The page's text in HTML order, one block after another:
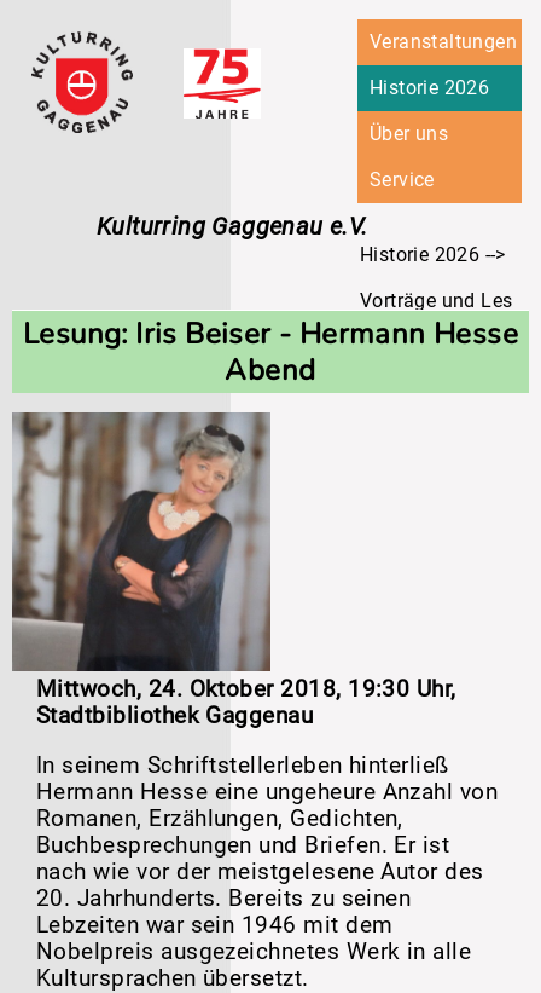
überspringenVeranstaltungen
Historie 2026
Über uns
Service
Kulturring Gaggenau e.V.
Historie 2026
Vorträge und
Lesung: Iris Beiser
Lesung: Iris Beiser - Hermann Hesse
Abend
Mittwoch, 24. Oktober 2018, 19:30 Uhr,
Stadtbibliothek Gaggenau
In seinem Schriftstellerleben hinterließ
Hermann Hesse eine ungeheure Anzahl von
Romanen, Erzählungen, Gedichten,
Buchbesprechungen und Briefen. Er ist
nach wie vor der meistgelesene Autor des
20. Jahrhunderts. Bereits zu seinen
Lebzeiten war sein 1946 mit dem
Nobelpreis ausgezeichnetes Werk in alle
Kultursprachen übersetzt.